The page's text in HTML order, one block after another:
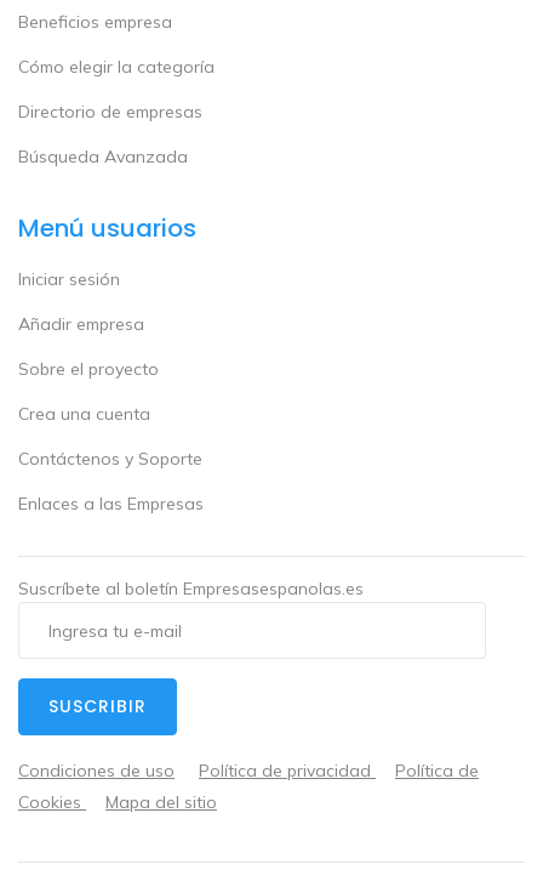
Beneficios empresa
Cómo elegir la categoría
Directorio de empresas
Búsqueda Avanzada
Menú usuarios
Iniciar sesión
Añadir empresa
Sobre el proyecto
Crea una cuenta
Contáctenos y Soporte
Enlaces a las Empresas
Suscríbete al boletín Empresasespanolas.es
Condiciones de uso Política de privacidad
Política de
Cookies
Mapa del sitio
SUSCRIBIR